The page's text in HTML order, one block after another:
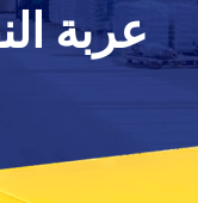
عربة